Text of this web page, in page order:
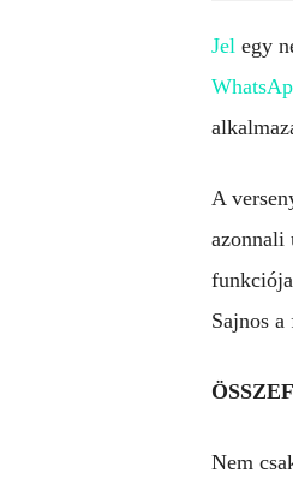
Jel egy
A
azonnali
Sajnos
Nem